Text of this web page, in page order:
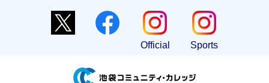
Official Sports